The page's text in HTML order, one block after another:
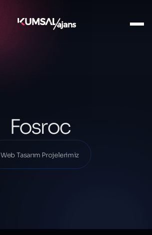
Projelerimiz
Web Tasarım Projelerimiz
Fosroc
Web Tasarım Projelerimiz